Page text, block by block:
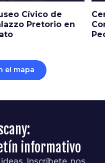
Cívico de
Pretorio en
el mapa
informativo